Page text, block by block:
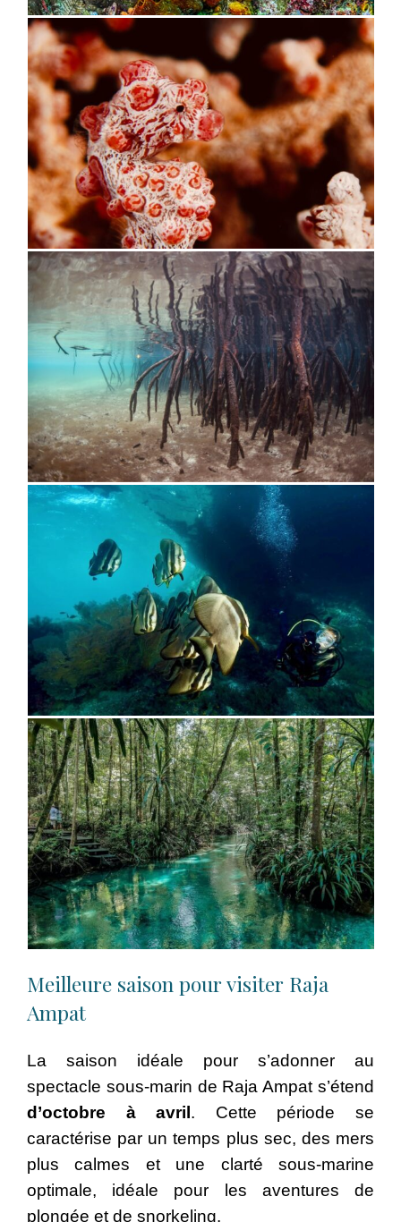
Meilleure saison pour visiter Raja
Ampat
La saison idéale pour s’adonner au
spectacle sous-marin de Raja Ampat s’étend
d’octobre à avril. Cette période se
caractérise par un temps plus sec, des mers
plus calmes et une clarté sous-marine
optimale, idéale pour les aventures de
plongée et de snorkeling.